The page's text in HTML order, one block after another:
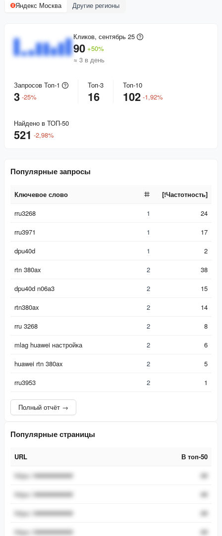
Яндекс Москва Другие регионы
Кликов, сентябрь 25
90 +50%
≈ 3 в день
Запросов Топ-1
3 -25%
Топ-3
16
Топ-10
102 -1,92%
Найдено в ТОП-50
521 -2,98%
Популярные запросы
Ключевое слово
[!Частотность]
rru3268 1
24
rru3971
1
17
dpu40d
1
2
rtn 380ax
2
38
dpu40d n06a3
2
15
rtn380ax
2
14
rru 3268
2
8
mlag huawei настройка
2
6
huawei rtn 380ax
2
5
rru3953
2 1
Полный отчёт →
Популярные страницы
URL
В топ-50
URL
https://###########
##
https://###########
##
https://###########
##
https://###########
##